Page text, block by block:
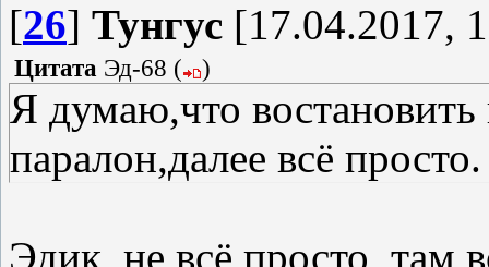
[26] Тунгус [17.04.2017,
Цитата Эд-68 ( )
Я думаю,что
паралон,далее всё просто.
Эдик, не всё просто, там